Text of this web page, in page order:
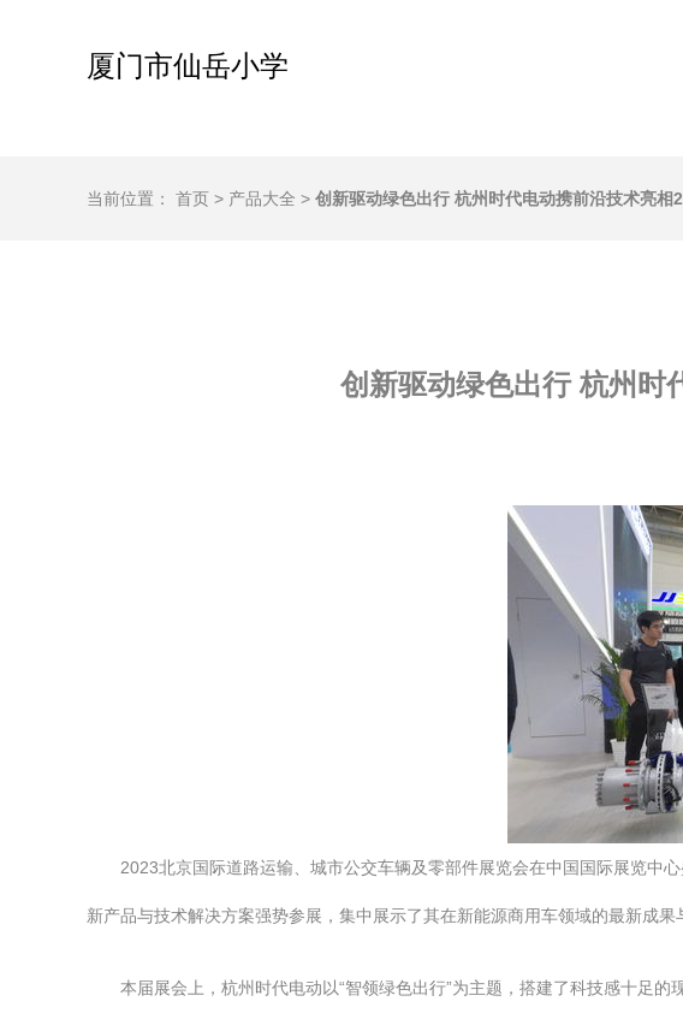
厦门市仙岳小学
当前位置： 首页 > 产品大全 > 创新驱动绿色出行 杭州时代电动携前沿技术亮相
创新驱动绿色出行 杭州时
2023北京国际道路运输、城市公交车辆及零部件展览会在中国国际展览中
新产品与技术解决方案强势参展，集中展示了其在新能源商用车领域的最新成
本届展会上，杭州时代电动以“智领绿色出行”为主题，搭建了科技感十足